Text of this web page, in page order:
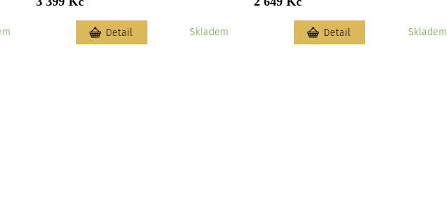
Detail Skladem Detail Skladem